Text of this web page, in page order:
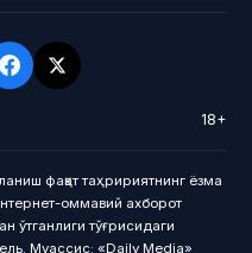
18+
фақат таҳририятнинг ёзма
оммавий ахборот
ўтганлиги тўғрисидаги
Муассис: «Daily Media»